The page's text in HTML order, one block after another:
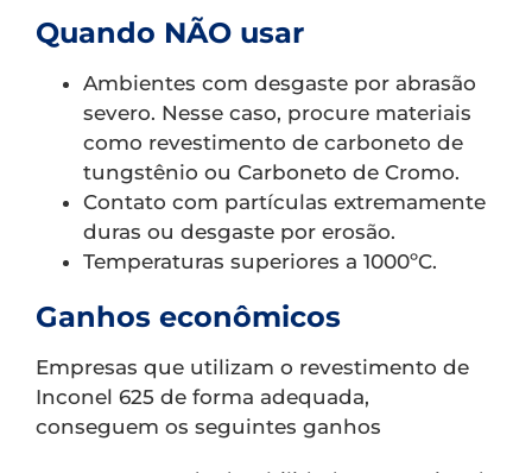
Quando NÃO usar
Ambientes com desgaste por abrasão
severo. Nesse caso, procure materiais
como revestimento de carboneto de
tungstênio ou Carboneto de Cromo.
Contato com partículas extremamente
duras ou desgaste por erosão.
Temperaturas superiores a 1000ºC.
Ganhos econômicos
Empresas que utilizam o revestimento de
Inconel 625 de forma adequada,
conseguem os seguintes ganhos